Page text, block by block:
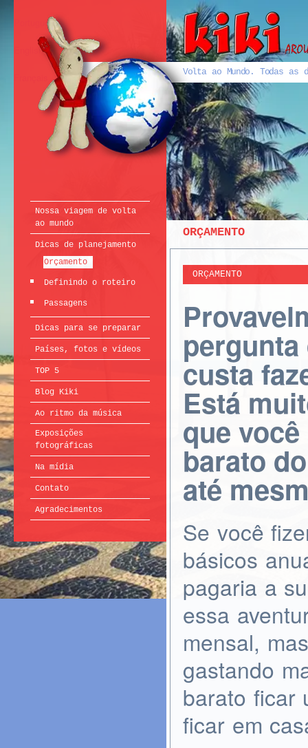
Volta ao Mundo. Todas
Português
English
Nossa viagem de volta
ao mundo
Dicas de planejamento
Orçamento
Definindo o roteiro
Passagens
Dicas para se preparar
Países, fotos e vídeos
TOP 5
Blog Kiki
Ao ritmo da música
Exposições
fotográficas
Na mídia
Contato
Agradecimentos
ORÇAMENTO
ORÇAMENTO
pergunta
custa
Está
que
barato
até
Se você
básicos
pagaria a
essa
mensal,
gastando
barato ficar
ficar em